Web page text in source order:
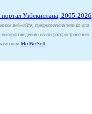
Узбекистана, 2005-2026
веб-сайте, предназначена только для
и/или распространению
MedNetSoft